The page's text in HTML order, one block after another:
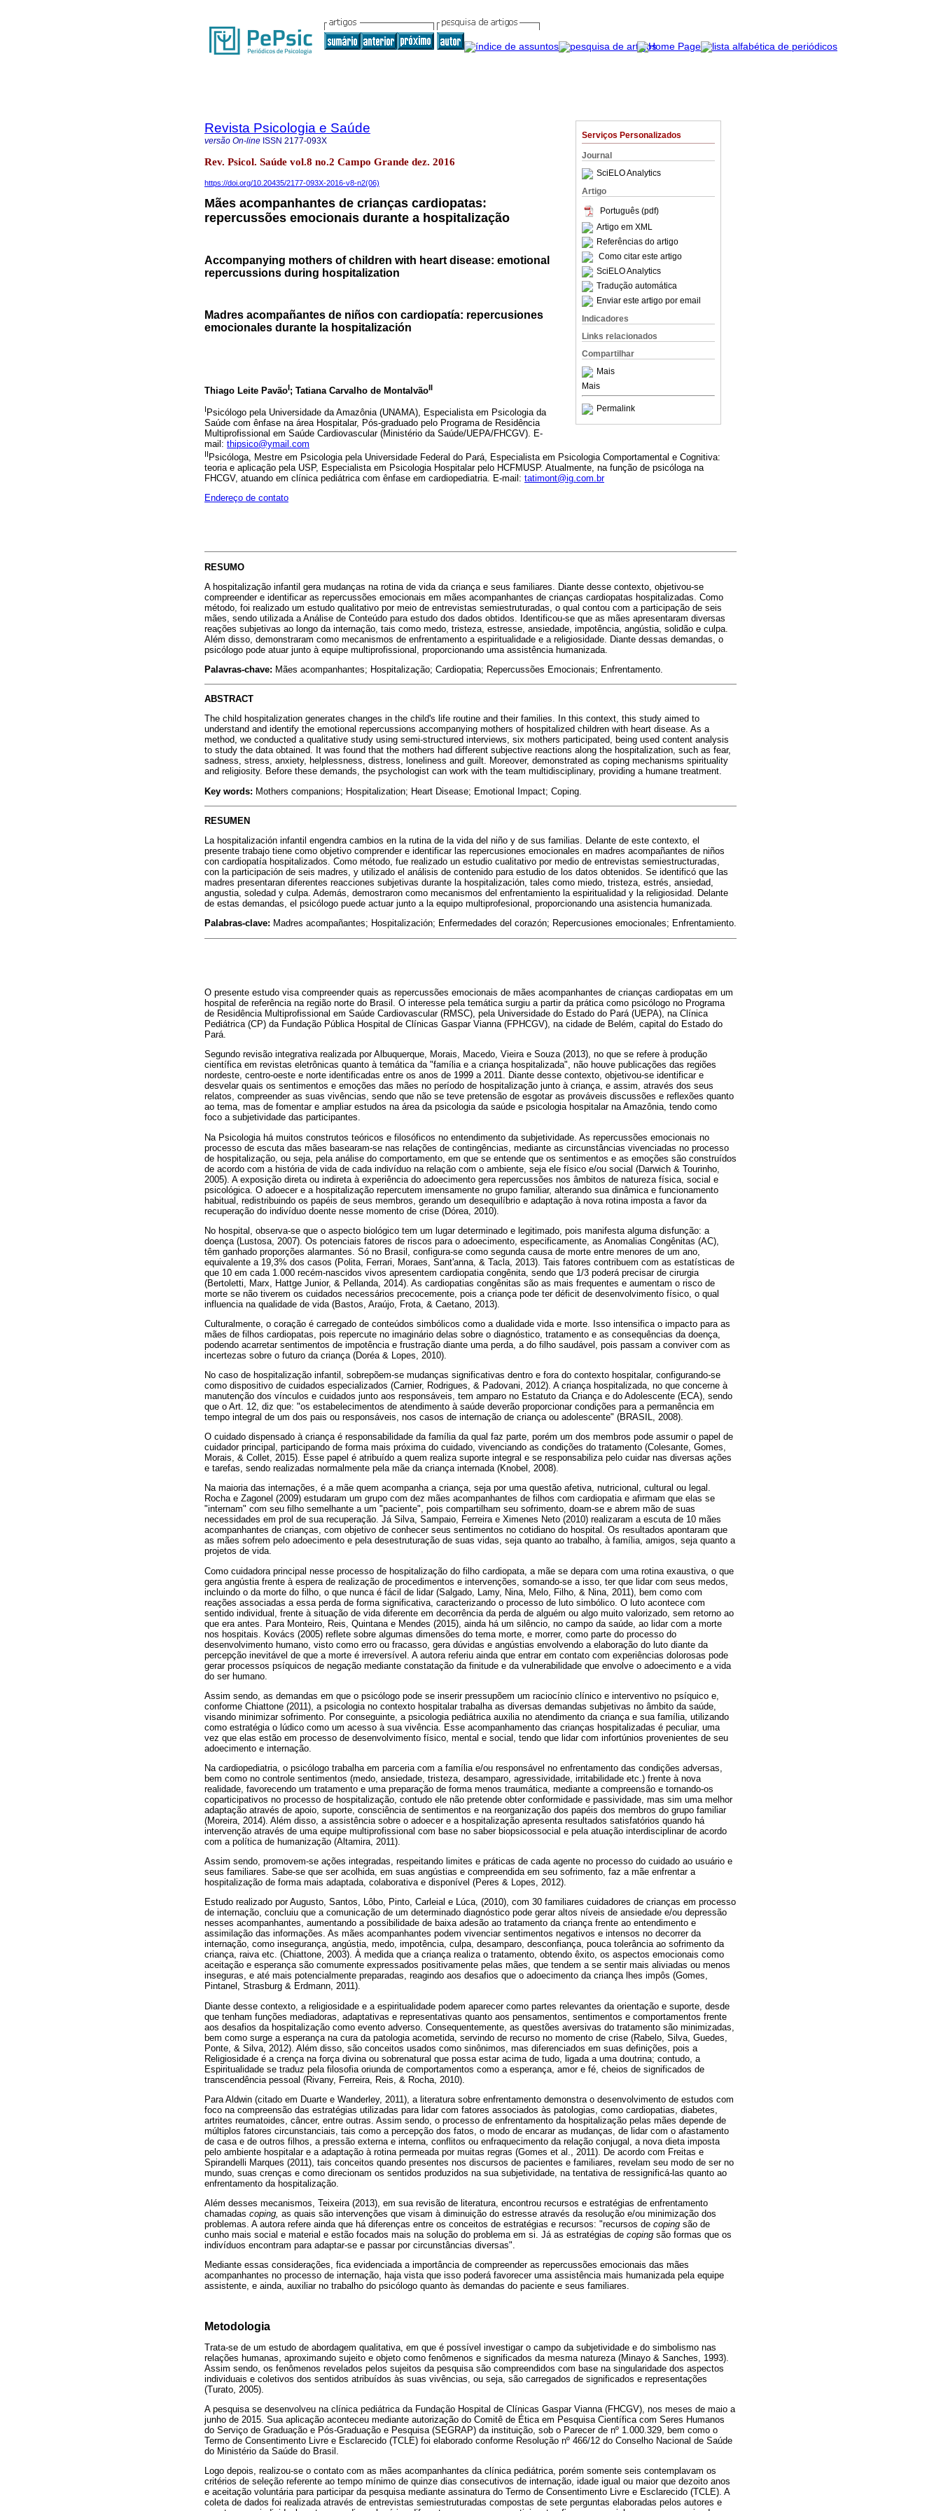
Serviços Personalizados
Journal
SciELO Analytics
Artigo
Português (pdf)
Artigo em XML
Referências do artigo
Como citar este artigo
SciELO Analytics
Tradução automática
Enviar este artigo por email
Indicadores
Links relacionados
Compartilhar
Mais
Mais
Permalink
Revista Psicologia e Saúde
versão On-line ISSN 2177-093X
Rev. Psicol. Saúde vol.8 no.2 Campo Grande dez. 2016
https://doi.org/10.20435/2177-093X-2016-v8-n2(06)
Mães acompanhantes de crianças cardiopatas:
repercussões emocionais durante a hospitalização
Accompanying mothers of children with heart disease: emotional
repercussions during hospitalization
Madres acompañantes de niños con cardiopatía: repercusiones
emocionales durante la hospitalización
Thiago Leite PavãoI; Tatiana Carvalho de MontalvãoII
I Psicólogo pela Universidade da Amazônia (UNAMA), Especialista em Psicologia da
Saúde com ênfase na área Hospitalar, Pós-graduado pelo Programa de Residência
Multiprofissional em Saúde Cardiovascular (Ministério da Saúde/UEPA/FHCGV). E-
mail: thipsico@ymail.com
IIPsicóloga, Mestre em Psicologia pela Universidade Federal do Pará, Especialista em Psicologia Comportamental e Cognitiva:
teoria e aplicação pela USP, Especialista em Psicologia Hospitalar pelo HCFMUSP. Atualmente, na função de psicóloga na
FHCGV, atuando em clínica pediátrica com ênfase em cardiopediatria. E-mail: tatimont@ig.com.br
Endereço de contato
RESUMO
A hospitalização infantil gera mudanças na rotina de vida da criança e seus familiares. Diante desse contexto, objetivou-se
compreender e identificar as repercussões emocionais em mães acompanhantes de crianças cardiopatas hospitalizadas. Como
método, foi realizado um estudo qualitativo por meio de entrevistas semiestruturadas, o qual contou com a participação de seis
mães, sendo utilizada a Análise de Conteúdo para estudo dos dados obtidos. Identificou-se que as mães apresentaram diversas
reações subjetivas ao longo da internação, tais como medo, tristeza, estresse, ansiedade, impotência, angústia, solidão e culpa.
Além disso, demonstraram como mecanismos de enfrentamento a espiritualidade e a religiosidade. Diante dessas demandas, o
psicólogo pode atuar junto à equipe multiprofissional, proporcionando uma assistência humanizada.
Palavras-chave: Mães acompanhantes; Hospitalização; Cardiopatia; Repercussões Emocionais; Enfrentamento.
ABSTRACT
The child hospitalization generates changes in the child's life routine and their families. In this context, this study aimed to
understand and identify the emotional repercussions accompanying mothers of hospitalized children with heart disease. As a
method, we conducted a qualitative study using semi-structured interviews, six mothers participated, being used content analysis
to study the data obtained. It was found that the mothers had different subjective reactions along the hospitalization, such as fear,
sadness, stress, anxiety, helplessness, distress, loneliness and guilt. Moreover, demonstrated as coping mechanisms spirituality
and religiosity. Before these demands, the psychologist can work with the team multidisciplinary, providing a humane treatment.
Key words: Mothers companions; Hospitalization; Heart Disease; Emotional Impact; Coping.
RESUMEN
La hospitalización infantil engendra cambios en la rutina de la vida del niño y de sus familias. Delante de este contexto, el
presente trabajo tiene como objetivo comprender e identificar las repercusiones emocionales en madres acompañantes de niños
con cardiopatía hospitalizados. Como método, fue realizado un estudio cualitativo por medio de entrevistas semiestructuradas,
con la participación de seis madres, y utilizado el análisis de contenido para estudio de los datos obtenidos. Se identificó que las
madres presentaran diferentes reacciones subjetivas durante la hospitalización, tales como miedo, tristeza, estrés, ansiedad,
angustia, soledad y culpa. Además, demostraron como mecanismos del enfrentamiento la espiritualidad y la religiosidad. Delante
de estas demandas, el psicólogo puede actuar junto a la equipo multiprofesional, proporcionando una asistencia humanizada.
Palabras-clave: Madres acompañantes; Hospitalización; Enfermedades del corazón; Repercusiones emocionales; Enfrentamiento.
O presente estudo visa compreender quais as repercussões emocionais de mães acompanhantes de crianças cardiopatas em um
hospital de referência na região norte do Brasil. O interesse pela temática surgiu a partir da prática como psicólogo no Programa
de Residência Multiprofissional em Saúde Cardiovascular (RMSC), pela Universidade do Estado do Pará (UEPA), na Clínica
Pediátrica (CP) da Fundação Pública Hospital de Clínicas Gaspar Vianna (FPHCGV), na cidade de Belém, capital do Estado do
Pará.
Segundo revisão integrativa realizada por Albuquerque, Morais, Macedo, Vieira e Souza (2013), no que se refere à produção
científica em revistas eletrônicas quanto à temática da "família e a criança hospitalizada", não houve publicações das regiões
nordeste, centro-oeste e norte identificadas entre os anos de 1999 a 2011. Diante desse contexto, objetivou-se identificar e
desvelar quais os sentimentos e emoções das mães no período de hospitalização junto à criança, e assim, através dos seus
relatos, compreender as suas vivências, sendo que não se teve pretensão de esgotar as prováveis discussões e reflexões quanto
ao tema, mas de fomentar e ampliar estudos na área da psicologia da saúde e psicologia hospitalar na Amazônia, tendo como
foco a subjetividade das participantes.
Na Psicologia há muitos construtos teóricos e filosóficos no entendimento da subjetividade. As repercussões emocionais no
processo de escuta das mães basearam-se nas relações de contingências, mediante as circunstâncias vivenciadas no processo
de hospitalização, ou seja, pela análise do comportamento, em que se entende que os sentimentos e as emoções são construídos
de acordo com a história de vida de cada indivíduo na relação com o ambiente, seja ele físico e/ou social (Darwich & Tourinho,
2005). A exposição direta ou indireta à experiência do adoecimento gera repercussões nos âmbitos de natureza física, social e
psicológica. O adoecer e a hospitalização repercutem imensamente no grupo familiar, alterando sua dinâmica e funcionamento
habitual, redistribuindo os papéis de seus membros, gerando um desequilíbrio e adaptação à nova rotina imposta a favor da
recuperação do indivíduo doente nesse momento de crise (Dórea, 2010).
No hospital, observa-se que o aspecto biológico tem um lugar determinado e legitimado, pois manifesta alguma disfunção: a
doença (Lustosa, 2007). Os potenciais fatores de riscos para o adoecimento, especificamente, as Anomalias Congênitas (AC),
têm ganhado proporções alarmantes. Só no Brasil, configura-se como segunda causa de morte entre menores de um ano,
equivalente a 19,3% dos casos (Polita, Ferrari, Moraes, Sant'anna, & Tacla, 2013). Tais fatores contribuem com as estatísticas de
que 10 em cada 1.000 recém-nascidos vivos apresentem cardiopatia congênita, sendo que 1/3 poderá precisar de cirurgia
(Bertoletti, Marx, Hattge Junior, & Pellanda, 2014). As cardiopatias congênitas são as mais frequentes e aumentam o risco de
morte se não tiverem os cuidados necessários precocemente, pois a criança pode ter déficit de desenvolvimento físico, o qual
influencia na qualidade de vida (Bastos, Araújo, Frota, & Caetano, 2013).
Culturalmente, o coração é carregado de conteúdos simbólicos como a dualidade vida e morte. Isso intensifica o impacto para as
mães de filhos cardiopatas, pois repercute no imaginário delas sobre o diagnóstico, tratamento e as consequências da doença,
podendo acarretar sentimentos de impotência e frustração diante uma perda, a do filho saudável, pois passam a conviver com as
incertezas sobre o futuro da criança (Doréa & Lopes, 2010).
No caso de hospitalização infantil, sobrepõem-se mudanças significativas dentro e fora do contexto hospitalar, configurando-se
como dispositivo de cuidados especializados (Carnier, Rodrigues, & Padovani, 2012). A criança hospitalizada, no que concerne à
manutenção dos vínculos e cuidados junto aos responsáveis, tem amparo no Estatuto da Criança e do Adolescente (ECA), sendo
que o Art. 12, diz que: "os estabelecimentos de atendimento à saúde deverão proporcionar condições para a permanência em
tempo integral de um dos pais ou responsáveis, nos casos de internação de criança ou adolescente" (BRASIL, 2008).
O cuidado dispensado à criança é responsabilidade da família da qual faz parte, porém um dos membros pode assumir o papel de
cuidador principal, participando de forma mais próxima do cuidado, vivenciando as condições do tratamento (Colesante, Gomes,
Morais, & Collet, 2015). Esse papel é atribuído a quem realiza suporte integral e se responsabiliza pelo cuidar nas diversas ações
e tarefas, sendo realizadas normalmente pela mãe da criança internada (Knobel, 2008).
Na maioria das internações, é a mãe quem acompanha a criança, seja por uma questão afetiva, nutricional, cultural ou legal.
Rocha e Zagonel (2009) estudaram um grupo com dez mães acompanhantes de filhos com cardiopatia e afirmam que elas se
"internam" com seu filho semelhante a um "paciente", pois compartilham seu sofrimento, doam-se e abrem mão de suas
necessidades em prol de sua recuperação. Já Silva, Sampaio, Ferreira e Ximenes Neto (2010) realizaram a escuta de 10 mães
acompanhantes de crianças, com objetivo de conhecer seus sentimentos no cotidiano do hospital. Os resultados apontaram que
as mães sofrem pelo adoecimento e pela desestruturação de suas vidas, seja quanto ao trabalho, à família, amigos, seja quanto a
projetos de vida.
Como cuidadora principal nesse processo de hospitalização do filho cardiopata, a mãe se depara com uma rotina exaustiva, o que
gera angústia frente à espera de realização de procedimentos e intervenções, somando-se a isso, ter que lidar com seus medos,
incluindo o da morte do filho, o que nunca é fácil de lidar (Salgado, Lamy, Nina, Melo, Filho, & Nina, 2011), bem como com
reações associadas a essa perda de forma significativa, caracterizando o processo de luto simbólico. O luto acontece com
sentido individual, frente à situação de vida diferente em decorrência da perda de alguém ou algo muito valorizado, sem retorno ao
que era antes. Para Monteiro, Reis, Quintana e Mendes (2015), ainda há um silêncio, no campo da saúde, ao lidar com a morte
nos hospitais. Kovács (2005) reflete sobre algumas dimensões do tema morte, e morrer, como parte do processo do
desenvolvimento humano, visto como erro ou fracasso, gera dúvidas e angústias envolvendo a elaboração do luto diante da
percepção inevitável de que a morte é irreversível. A autora referiu ainda que entrar em contato com experiências dolorosas pode
gerar processos psíquicos de negação mediante constatação da finitude e da vulnerabilidade que envolve o adoecimento e a vida
do ser humano.
Assim sendo, as demandas em que o psicólogo pode se inserir pressupõem um raciocínio clínico e interventivo no psíquico e,
conforme Chiattone (2011), a psicologia no contexto hospitalar trabalha as diversas demandas subjetivas no âmbito da saúde,
visando minimizar sofrimento. Por conseguinte, a psicologia pediátrica auxilia no atendimento da criança e sua família, utilizando
como estratégia o lúdico como um acesso à sua vivência. Esse acompanhamento das crianças hospitalizadas é peculiar, uma
vez que elas estão em processo de desenvolvimento físico, mental e social, tendo que lidar com infortúnios provenientes de seu
adoecimento e internação.
Na cardiopediatria, o psicólogo trabalha em parceria com a família e/ou responsável no enfrentamento das condições adversas,
bem como no controle sentimentos (medo, ansiedade, tristeza, desamparo, agressividade, irritabilidade etc.) frente à nova
realidade, favorecendo um tratamento e uma preparação de forma menos traumática, mediante a compreensão e tornando-os
coparticipativos no processo de hospitalização, contudo ele não pretende obter conformidade e passividade, mas sim uma melhor
adaptação através de apoio, suporte, consciência de sentimentos e na reorganização dos papéis dos membros do grupo familiar
(Moreira, 2014). Além disso, a assistência sobre o adoecer e a hospitalização apresenta resultados satisfatórios quando há
intervenção através de uma equipe multiprofissional com base no saber biopsicossocial e pela atuação interdisciplinar de acordo
com a política de humanização (Altamira, 2011).
Assim sendo, promovem-se ações integradas, respeitando limites e práticas de cada agente no processo do cuidado ao usuário e
seus familiares. Sabe-se que ser acolhida, em suas angústias e compreendida em seu sofrimento, faz a mãe enfrentar a
hospitalização de forma mais adaptada, colaborativa e disponível (Peres & Lopes, 2012).
Estudo realizado por Augusto, Santos, Lôbo, Pinto, Carleial e Lúca, (2010), com 30 familiares cuidadores de crianças em processo
de internação, concluiu que a comunicação de um determinado diagnóstico pode gerar altos níveis de ansiedade e/ou depressão
nesses acompanhantes, aumentando a possibilidade de baixa adesão ao tratamento da criança frente ao entendimento e
assimilação das informações. As mães acompanhantes podem vivenciar sentimentos negativos e intensos no decorrer da
internação, como insegurança, angústia, medo, impotência, culpa, desamparo, desconfiança, pouca tolerância ao sofrimento da
criança, raiva etc. (Chiattone, 2003). À medida que a criança realiza o tratamento, obtendo êxito, os aspectos emocionais como
aceitação e esperança são comumente expressados positivamente pelas mães, que tendem a se sentir mais aliviadas ou menos
inseguras, e até mais potencialmente preparadas, reagindo aos desafios que o adoecimento da criança lhes impôs (Gomes,
Pintanel, Strasburg & Erdmann, 2011).
Diante desse contexto, a religiosidade e a espiritualidade podem aparecer como partes relevantes da orientação e suporte, desde
que tenham funções mediadoras, adaptativas e representativas quanto aos pensamentos, sentimentos e comportamentos frente
aos desafios da hospitalização como evento adverso. Consequentemente, as questões aversivas do tratamento são minimizadas,
bem como surge a esperança na cura da patologia acometida, servindo de recurso no momento de crise (Rabelo, Silva, Guedes,
Ponte, & Silva, 2012). Além disso, são conceitos usados como sinônimos, mas diferenciados em suas definições, pois a
Religiosidade é a crença na força divina ou sobrenatural que possa estar acima de tudo, ligada a uma doutrina; contudo, a
Espiritualidade se traduz pela filosofia oriunda de comportamentos como a esperança, amor e fé, cheios de significados de
transcendência pessoal (Rivany, Ferreira, Reis, & Rocha, 2010).
Para Aldwin (citado em Duarte e Wanderley, 2011), a literatura sobre enfrentamento demonstra o desenvolvimento de estudos com
foco na compreensão das estratégias utilizadas para lidar com fatores associados às patologias, como cardiopatias, diabetes,
artrites reumatoides, câncer, entre outras. Assim sendo, o processo de enfrentamento da hospitalização pelas mães depende de
múltiplos fatores circunstanciais, tais como a percepção dos fatos, o modo de encarar as mudanças, de lidar com o afastamento
de casa e de outros filhos, a pressão externa e interna, conflitos ou enfraquecimento da relação conjugal, a nova dieta imposta
pelo ambiente hospitalar e a adaptação à rotina permeada por muitas regras (Gomes et al., 2011). De acordo com Freitas e
Spirandelli Marques (2011), tais conceitos quando presentes nos discursos de pacientes e familiares, revelam seu modo de ser no
mundo, suas crenças e como direcionam os sentidos produzidos na sua subjetividade, na tentativa de ressignificá-las quanto ao
enfrentamento da hospitalização.
Além desses mecanismos, Teixeira (2013), em sua revisão de literatura, encontrou recursos e estratégias de enfrentamento
chamadas coping, as quais são intervenções que visam à diminuição do estresse através da resolução e/ou minimização dos
problemas. A autora refere ainda que há diferenças entre os conceitos de estratégias e recursos: "recursos de coping são de
cunho mais social e material e estão focados mais na solução do problema em si. Já as estratégias de coping são formas que os
indivíduos encontram para adaptar-se e passar por circunstâncias diversas".
Mediante essas considerações, fica evidenciada a importância de compreender as repercussões emocionais das mães
acompanhantes no processo de internação, haja vista que isso poderá favorecer uma assistência mais humanizada pela equipe
assistente, e ainda, auxiliar no trabalho do psicólogo quanto às demandas do paciente e seus familiares.
Metodologia
Trata-se de um estudo de abordagem qualitativa, em que é possível investigar o campo da subjetividade e do simbolismo nas
relações humanas, aproximando sujeito e objeto como fenômenos e significados da mesma natureza (Minayo & Sanches, 1993).
Assim sendo, os fenômenos revelados pelos sujeitos da pesquisa são compreendidos com base na singularidade dos aspectos
individuais e coletivos dos sentidos atribuídos às suas vivências, ou seja, são carregados de significados e representações
(Turato, 2005).
A pesquisa se desenvolveu na clínica pediátrica da Fundação Hospital de Clínicas Gaspar Vianna (FHCGV), nos meses de maio a
junho de 2015. Sua aplicação aconteceu mediante autorização do Comitê de Ética em Pesquisa Científica com Seres Humanos
do Serviço de Graduação e Pós-Graduação e Pesquisa (SEGRAP) da instituição, sob o Parecer de nº 1.000.329, bem como o
Termo de Consentimento Livre e Esclarecido (TCLE) foi elaborado conforme Resolução nº 466/12 do Conselho Nacional de Saúde
do Ministério da Saúde do Brasil.
Logo depois, realizou-se o contato com as mães acompanhantes da clínica pediátrica, porém somente seis contemplavam os
critérios de seleção referente ao tempo mínimo de quinze dias consecutivos de internação, idade igual ou maior que dezoito anos
e aceitação voluntária para participar da pesquisa mediante assinatura do Termo de Consentimento Livre e Esclarecido (TCLE). A
coleta de dados foi realizada através de entrevistas semiestruturadas compostas de sete perguntas elaboradas pelos autores e